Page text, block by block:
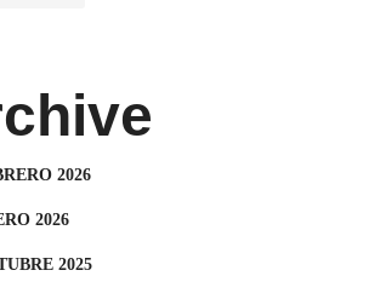
2026
2026
2025